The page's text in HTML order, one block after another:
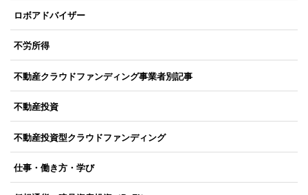
ロボアドバイザー
不労所得
不動産クラウドファンディング事業者別記事
不動産投資
不動産投資型クラウドファンディング
仕事・働き方・学び